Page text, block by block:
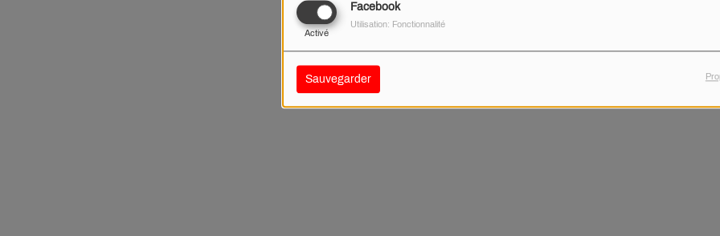
Facebook
Activé
Utilisation: Fonctionnalité
Sauvegarder